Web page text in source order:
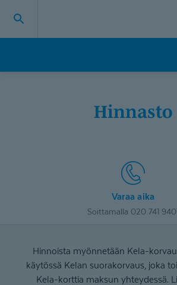
Hinnasto
Varaa aika
Soittamalla 020 741
Hinnoista myönnetään Kela-
käytössä Kelan suorakorvaus, joka
Kela-korttia maksun yhteydessä.